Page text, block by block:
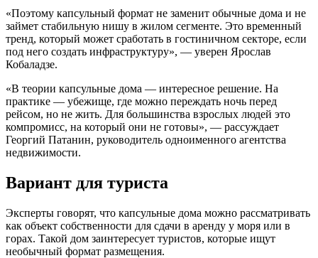
«Поэтому капсульный формат не заменит обычные дома и не
займет стабильную нишу в жилом сегменте. Это временный
тренд, который может сработать в гостиничном секторе, если
под него создать инфраструктуру», — уверен Ярослав
Кобаладзе.
«В теории капсульные дома — интересное решение. На
практике — убежище, где можно переждать ночь перед
рейсом, но не жить. Для большинства взрослых людей это
компромисс, на который они не готовы», — рассуждает
Георгий Патанин, руководитель одноименного агентства
недвижимости.
Вариант для туриста
Эксперты говорят, что капсульные дома можно рассматривать
как объект собственности для сдачи в аренду у моря или в
горах. Такой дом заинтересует туристов, которые ищут
необычный формат размещения.